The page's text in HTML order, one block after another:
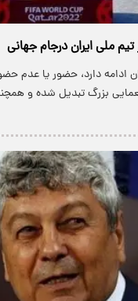
ملی ایران درجام جهانی
ادامه دارد، حضور یا عدم